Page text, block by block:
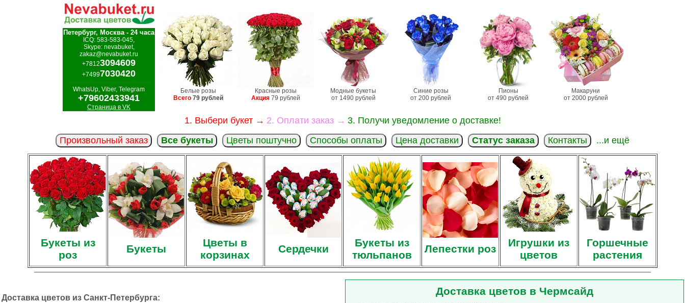
Петербург, Москва - 24 часа
ICQ: 583-583-045,
Skype: nevabuket,
zakaz@nevabuket.ru
+78123094609
+74997030420
WhatsUp, Viber, Telegram
+79602433941
Страница в VK
Белые розы
Всего 79 рублей
Красные розы
Акция 79 рублей
Модные букеты
от 1490 рублей
Синие розы
от 200 рублей
Пионы
от 490 рублей
Макаруни
от 2000 рублей
1. Выбери букет → 2. Оплати заказ → 3. Получи уведомление о доставке!
Произвольный заказ
Все букеты Цветы поштучно Способы оплаты Цена доставки Статус заказа Контакты ...и ещё
Букеты из
роз
Букеты
Цветы в
корзинах
Сердечки
Букеты из
тюльпанов
Лепестки роз
Игрушки из
цветов
Горшечные
растения
Доставка цветов из Санкт-Петербурга:
Доставка цветов в Чермсайд